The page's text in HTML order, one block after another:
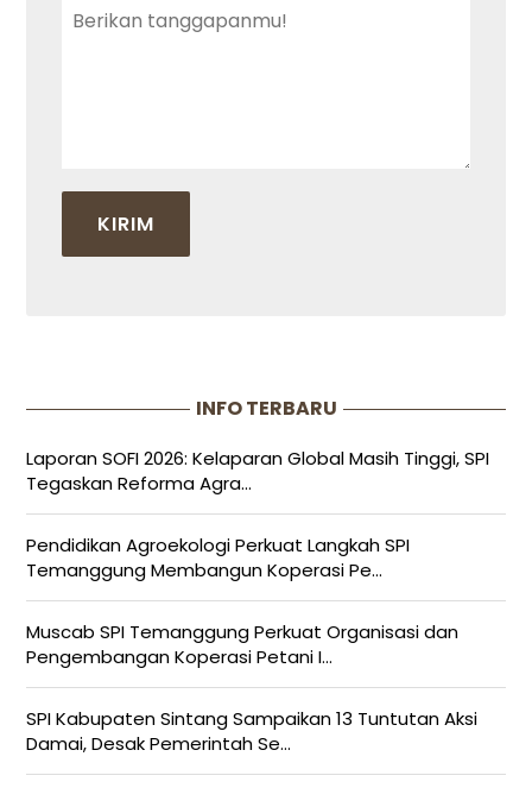
INFO TERBARU
Laporan SOFI 2026: Kelaparan Global Masih Tinggi, SPI
Tegaskan Reforma Agra...
Pendidikan Agroekologi Perkuat Langkah SPI
Temanggung Membangun Koperasi Pe...
Muscab SPI Temanggung Perkuat Organisasi dan
Pengembangan Koperasi Petani I...
SPI Kabupaten Sintang Sampaikan 13 Tuntutan Aksi
Damai, Desak Pemerintah Se...